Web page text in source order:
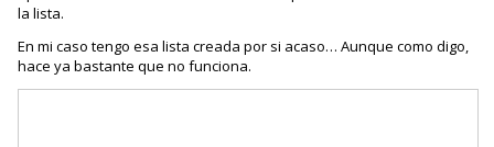
la lista.
En mi caso tengo esa lista creada por si acaso… Aunque como digo,
hace ya bastante que no funciona.